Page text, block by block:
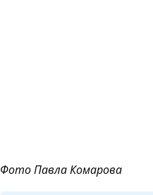
Фото Павла Комарова